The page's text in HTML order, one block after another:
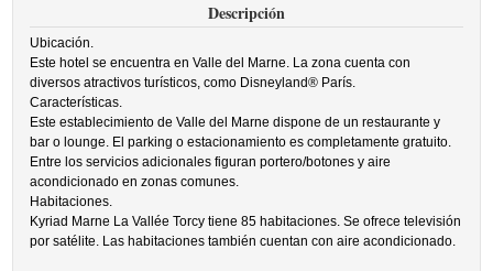
Descripción
Ubicación.
Este hotel se encuentra en Valle del Marne. La zona cuenta con
diversos atractivos turísticos, como Disneyland® París.
Características.
Este establecimiento de Valle del Marne dispone de un restaurante y
bar o lounge. El parking o estacionamiento es completamente gratuito.
Entre los servicios adicionales figuran portero/botones y aire
acondicionado en zonas comunes.
Habitaciones.
Kyriad Marne La Vallée Torcy tiene 85 habitaciones. Se ofrece televisión
por satélite. Las habitaciones también cuentan con aire acondicionado.